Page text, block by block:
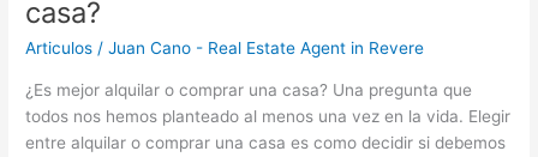
casa?
Articulos /Juan Cano - Real Estate Agent in Revere
¿Es mejor alquilar o comprar una casa? Una pregunta que
todos nos hemos planteado al menos una vez en la vida. Elegir
entre alquilar o comprar una casa es como decidir si debemos